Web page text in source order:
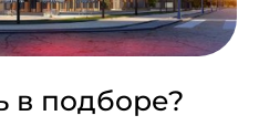
подборе?